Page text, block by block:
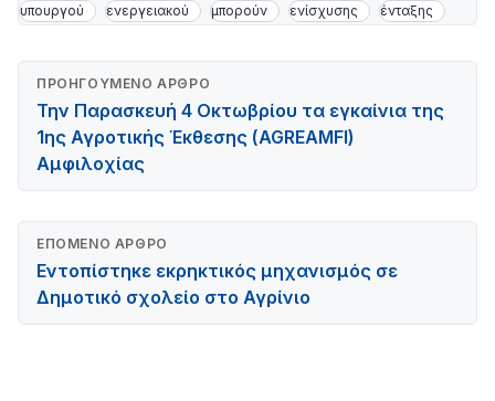
υπουργού
ενεργειακού μπορούν ενίσχυσης ένταξης
ΠΡΟΗΓΟΎΜΕΝΟ ΆΡΘΡΟ
Την Παρασκευή 4 Οκτωβρίου τα εγκαίνια της
1ης Αγροτικής Έκθεσης (AGREAMFI)
Αμφιλοχίας
ΕΠΌΜΕΝΟ ΆΡΘΡΟ
Εντοπίστηκε εκρηκτικός μηχανισμός σε
Δημοτικό σχολείο στο Αγρίνιο